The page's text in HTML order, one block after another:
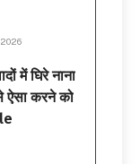
में घिरे नाना
ऐसा करने को